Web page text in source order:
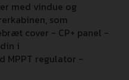
med vindue og
som
cover - CP+ panel -
i
MPPT regulator -